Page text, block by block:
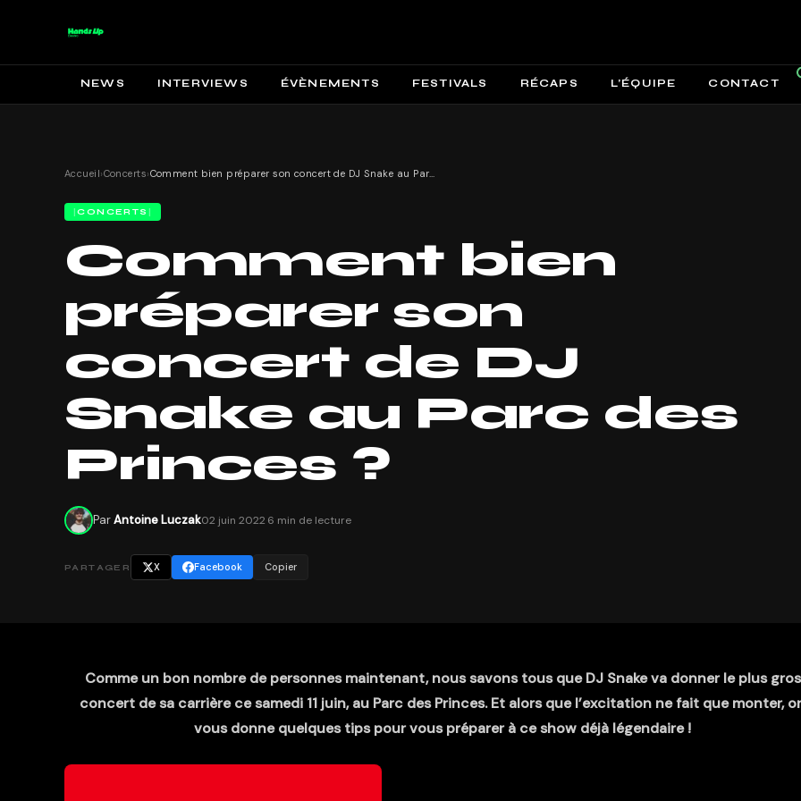
NEWS INTERVIEWS ÉVÈNEMENTS FESTIVALS RÉCAPS L’ÉQUIPE CONTACT
Accueil›Concerts› Comment bien préparer son concert de DJ Snake au Parc des Princes ?
CONCERTS
Comment bien
préparer son
concert de DJ
Snake au Parc des
Princes ?
ParAntoine Luczak02 juin 2022 6 min de lecture
PARTAGER X Facebook Copier
Comme un bon nombre de personnes maintenant, nous savons tous que DJ Snake va donner le plus gros
concert de sa carrière ce samedi 11 juin, au Parc des Princes. Et alors que l’excitation ne fait que monter,
vous donne quelques tips pour vous préparer à ce show déjà légendaire !